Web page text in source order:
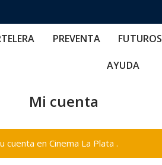
PREVENTA FUTUROS
AYUDA
Mi cuenta
en Cinema La Plata .